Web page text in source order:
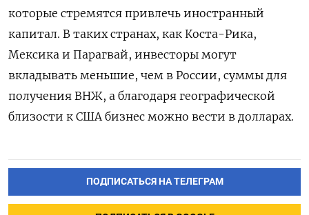
которые стремятся привлечь иностранный
капитал. В таких странах, как Коста-Рика,
Мексика и Парагвай, инвесторы могут
вкладывать меньшие, чем в России, суммы для
получения ВНЖ, а благодаря географической
близости к США бизнес можно вести в долларах.
ПОДПИСАТЬСЯ НА ТЕЛЕГРАМ